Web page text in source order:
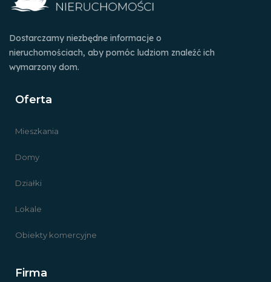
Dostarczamy niezbędne informacje o
nieruchomościach, aby pomóc ludziom znaleźć ich
wymarzony dom.
Oferta
Mieszkania
Domy
Działki
Lokale
Obiekty komercyjne
Firma